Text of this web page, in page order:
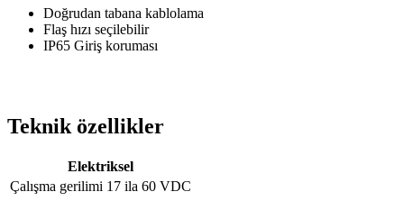
Doğrudan tabana kablolama
Flaş hızı seçilebilir
IP65 Giriş koruması
Teknik özellikler
Elektriksel
Çalışma gerilimi 17 ila 60 VDC